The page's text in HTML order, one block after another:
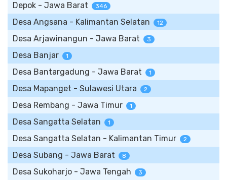
Depok - Jawa Barat 346
Desa Angsana - Kalimantan Selatan 12
Desa Arjawinangun - Jawa Barat 3
Desa Banjar 1
Desa Bantargadung - Jawa Barat 1
Desa Mapanget - Sulawesi Utara 2
Desa Rembang - Jawa Timur 1
Desa Sangatta Selatan 1
Desa Sangatta Selatan - Kalimantan Timur 2
Desa Subang - Jawa Barat 8
Desa Sukoharjo - Jawa Tengah 3